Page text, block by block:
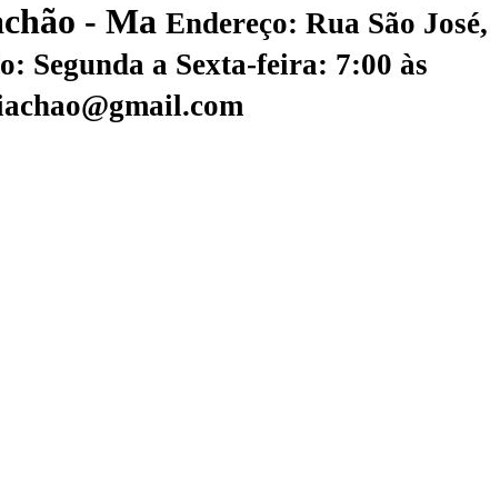
- Ma Endereço: Rua São José,
Segunda a Sexta-feira: 7:00 às